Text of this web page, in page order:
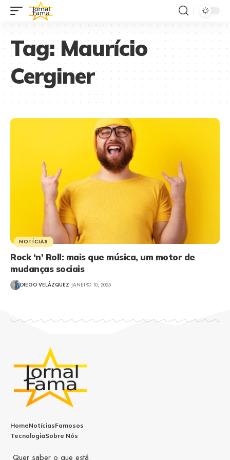
Tag:Maurício
Cerginer
NOTÍCIAS
Rock ‘n’ Roll: mais que música, um motor de
mudanças sociais
DIEGO VELÁZQUEZ JANEIRO 10, 2025
HomeNotíciasFamosos
TecnologiaSobre Nós
Quer saber o que está